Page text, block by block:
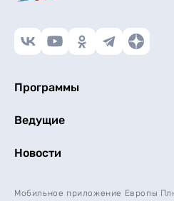
Программы
Ведущие
Новости
Мобильное приложение Европы